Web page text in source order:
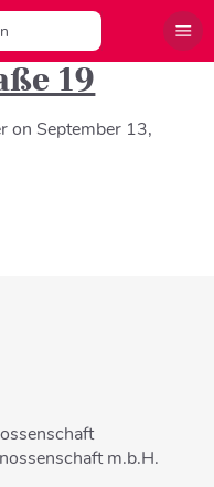
19
onSeptember 13,
m.b.H.